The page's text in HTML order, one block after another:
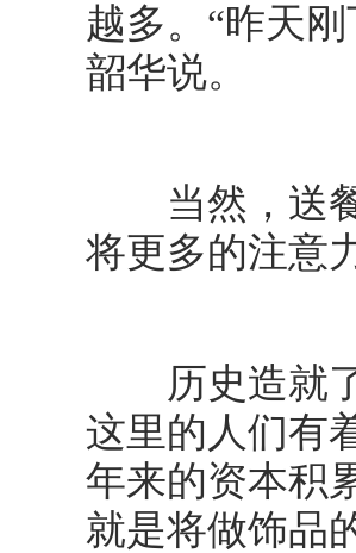
越多。“昨天
韶华说。
当然，送餐
将更多的注意
历史造就了
这里的人们有
年来的资本积
就是将做饰品